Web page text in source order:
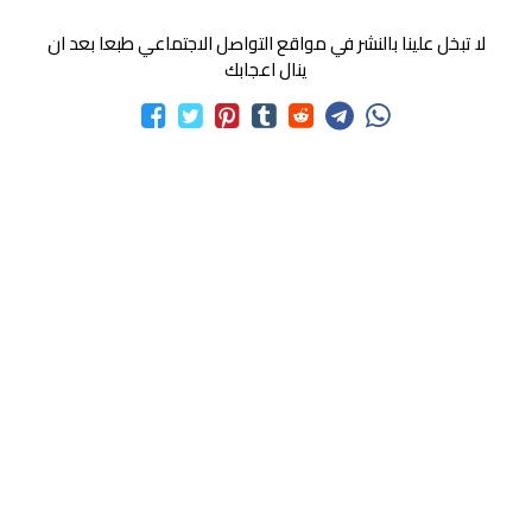
لا تبخل علينا بالنشر في مواقع التواصل الاجتماعي طبعا بعد ان
ينال اعجابك